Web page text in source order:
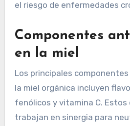
el riesgo de enfermedades
Componentes
en la miel
Los principales
la miel orgánica incluyen
fenólicos y vitamina C.
trabajan en sinergia para